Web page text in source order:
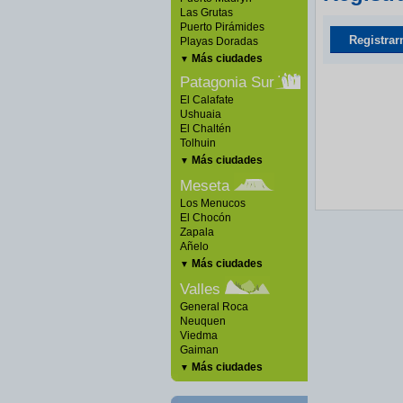
Las Grutas
Puerto Pirámides
Playas Doradas
▼ Más ciudades
Patagonia Sur
El Calafate
Ushuaia
El Chaltén
Tolhuin
▼ Más ciudades
Meseta
Los Menucos
El Chocón
Zapala
Añelo
▼ Más ciudades
Valles
General Roca
Neuquen
Viedma
Gaiman
▼ Más ciudades